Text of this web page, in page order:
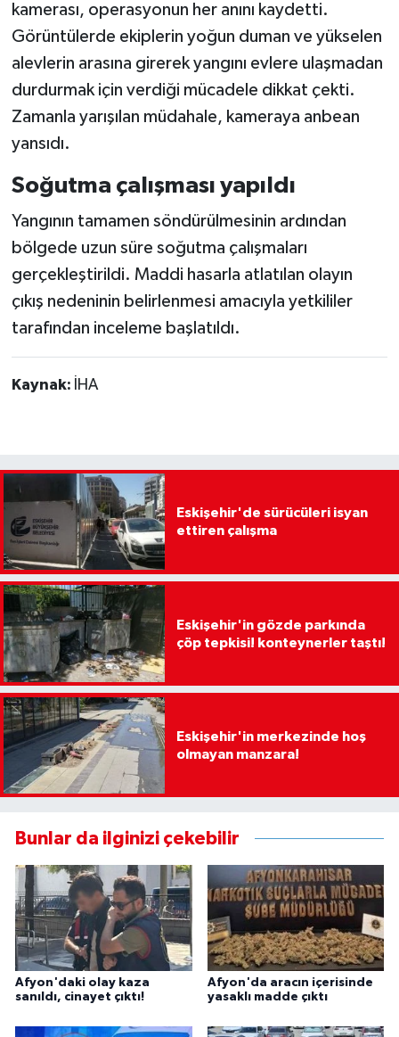
kamerası, operasyonun her anını kaydetti.
Görüntülerde ekiplerin yoğun duman ve yükselen
alevlerin arasına girerek yangını evlere ulaşmadan
durdurmak için verdiği mücadele dikkat çekti.
Zamanla yarışılan müdahale, kameraya anbean
yansıdı.
Soğutma çalışması yapıldı
Yangının tamamen söndürülmesinin ardından
bölgede uzun süre soğutma çalışmaları
gerçekleştirildi. Maddi hasarla atlatılan olayın
çıkış nedeninin belirlenmesi amacıyla yetkililer
tarafından inceleme başlatıldı.
Kaynak: İHA
Eskişehir'de sürücüleri isyan
ettiren çalışma
Eskişehir'in gözde parkında
çöp tepkisi! konteynerler taştı!
Eskişehir'in merkezinde hoş
olmayan manzara!
Bunlar da ilginizi çekebilir
Afyon'daki olay kaza
sanıldı, cinayet çıktı!
Afyon'da aracın içerisinde
yasaklı madde çıktı